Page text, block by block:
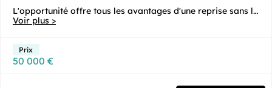
L'opportunité offre tous les avantages d'une reprise sans les
inconvénients c'est-à-dire un faible...
Voir plus >
Prix
50 000 €